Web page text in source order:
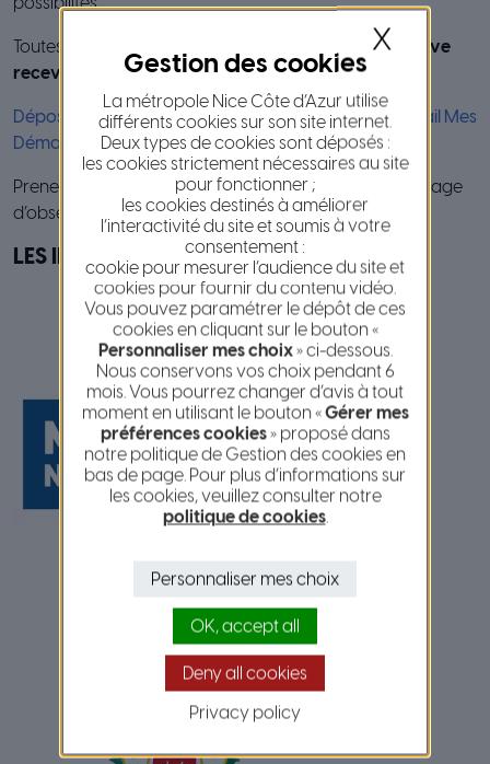
possibilités.
Toutes les demandes seront examinées, et
chaque élève
recevra une réponse (positive ou négative).
Déposer une demande de stage d’observation | Portail Mes
Démarches (mesdemarches.nicecotedazur.org)
Prenez les devants et facilitez la recherche de votre stage
d’observation dès maintenant !
LES INSTITUTIONS
X
La métropole Nice Côte d’Azur utilise
différents cookies sur son site internet.
Deux types de cookies sont déposés :
les cookies strictement nécessaires au site
pour fonctionner ;
les cookies destinés à améliorer
l’interactivité du site et soumis à votre
consentement :
cookie pour mesurer l’audience du site et
cookies pour fournir du contenu vidéo.
Vous pouvez paramétrer le dépôt de ces
cookies en cliquant sur le bouton «
Personnaliser mes choix» ci-dessous.
Nous conservons vos choix pendant 6
mois. Vous pourrez changer d’avis à tout
moment en utilisant le bouton «Gérer mes
préférences cookies» proposé dans
notre politique de Gestion des cookies en
bas de page. Pour plus d’informations sur
les cookies, veuillez consulter notre
politique de cookies.
Personnaliser mes choix
OK, accept all
Deny all cookies
Privacy policy